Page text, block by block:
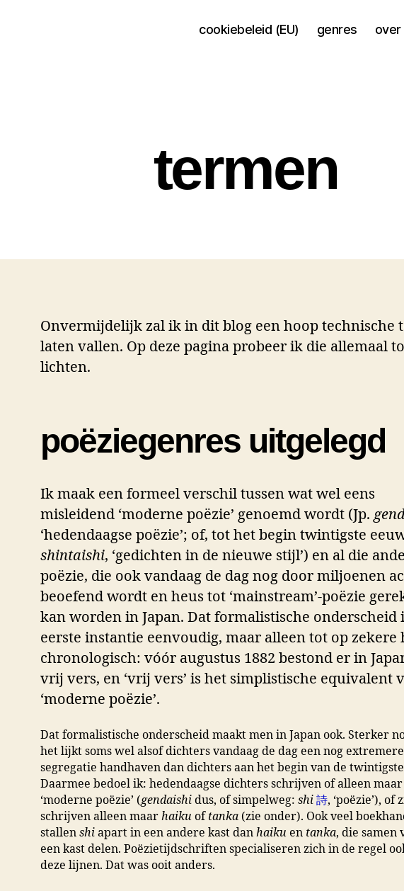
cookiebeleid (EU) genres over
termen
Onvermijdelijk zal ik in dit blog een hoop technische
laten vallen. Op deze pagina probeer ik die allemaal
lichten.
poëziegenres uitgelegd
Ik maak een formeel verschil tussen wat wel eens
misleidend ‘moderne poëzie’ genoemd wordt (Jp.
‘hedendaagse poëzie’; of, tot het begin twintigste
shintaishi, ‘gedichten in de nieuwe stijl’) en al die
poëzie, die ook vandaag de dag nog door miljoenen
beoefend wordt en heus tot ‘mainstream’-poëzie
kan worden in Japan. Dat formalistische onderscheid
eerste instantie eenvoudig, maar alleen tot op zekere
chronologisch: vóór augustus 1882 bestond er in
vrij vers, en ‘vrij vers’ is het simplistische equivalent
‘moderne poëzie’.
Dat formalistische onderscheid maakt men in Japan ook. Sterker
het lijkt soms wel alsof dichters vandaag de dag een nog extremere
segregatie handhaven dan dichters aan het begin van de
Daarmee bedoel ik: hedendaagse dichters schrijven of alleen maar
‘moderne poëzie’ (gendaishi dus, of simpelweg: shi 詩, ‘poëzie’), of
schrijven alleen maar haiku of tanka (zie onder). Ook veel
stallen shi apart in een andere kast dan haiku en tanka, die samen
een kast delen. Poëzietijdschriften specialiseren zich in de regel
deze lijnen. Dat was ooit anders.